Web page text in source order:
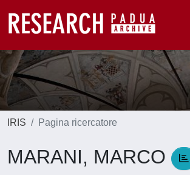
IRIS Pagina ricercatore
MARANI, MARCO